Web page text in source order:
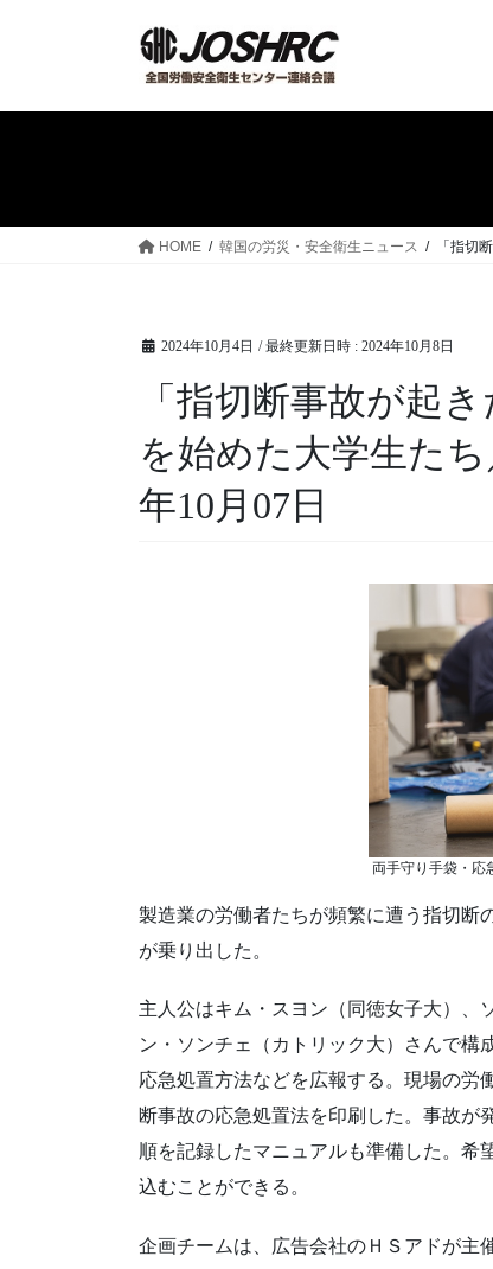
HOME 韓国の労災・安全衛生ニュース 「指切
2024年10月4日 / 最終更新日時 : 2024年10月8日
「指切断事故が起
を始めた大学生た
年10月07日
両手守り手袋・応
製造業の労働者たちが頻繁に遭う指切断
が乗り出した。
主人公はキム・スヨン（同徳女子大）、
ン・ソンチェ（カトリック大）さんで構
応急処置方法などを広報する。現場の労
断事故の応急処置法を印刷した。事故が
順を記録したマニュアルも準備した。希
込むことができる。
企画チームは、広告会社のＨＳアドが主